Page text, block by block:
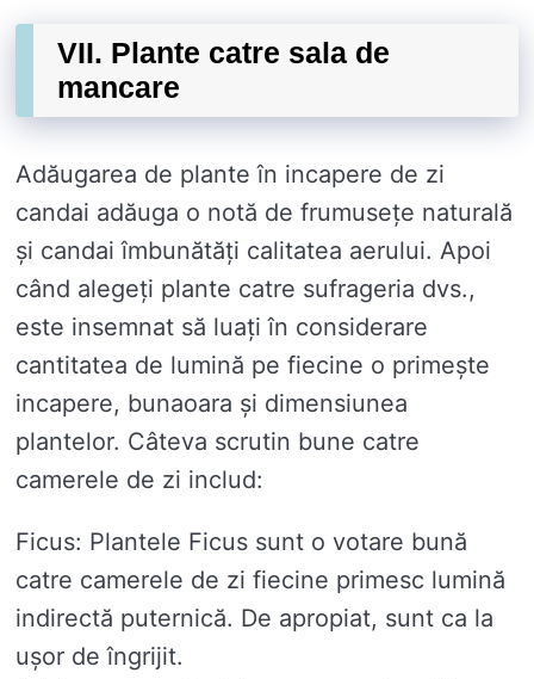
VII. Plante catre sala de
mancare
Adăugarea de plante în incapere de zi
candai adăuga o notă de frumusețe naturală
și candai îmbunătăți calitatea aerului. Apoi
când alegeți plante catre sufrageria dvs.,
este insemnat să luați în considerare
cantitatea de lumină pe fiecine o primește
incapere, bunaoara și dimensiunea
plantelor. Câteva scrutin bune catre
camerele de zi includ:
Ficus: Plantele Ficus sunt o votare bună
catre camerele de zi fiecine primesc lumină
indirectă puternică. De apropiat, sunt ca la
ușor de îngrijit.